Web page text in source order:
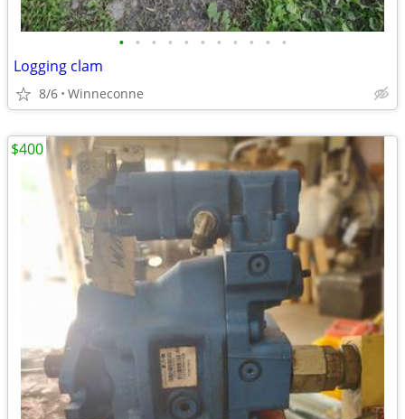
• • • • • • • • • • •
Logging clam
8/6 Winneconne
$400